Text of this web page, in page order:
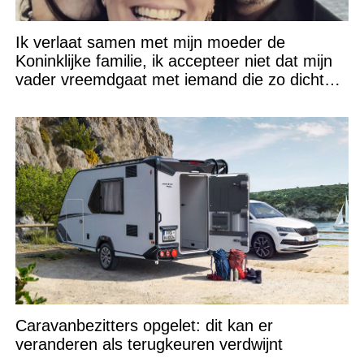
Ik verlaat samen met mijn moeder de
Koninklijke familie, ik accepteer niet dat mijn
vader vreemdgaat met iemand die zo dichtbij
Caravanbezitters opgelet: dit kan er
veranderen als terugkeuren verdwijnt